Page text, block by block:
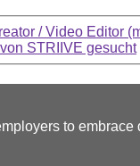
/ Video Editor
STRIIVE gesucht
to